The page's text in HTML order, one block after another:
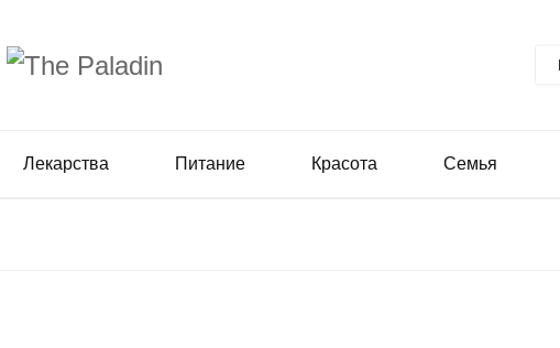
Лекарства Питание Красота Семья